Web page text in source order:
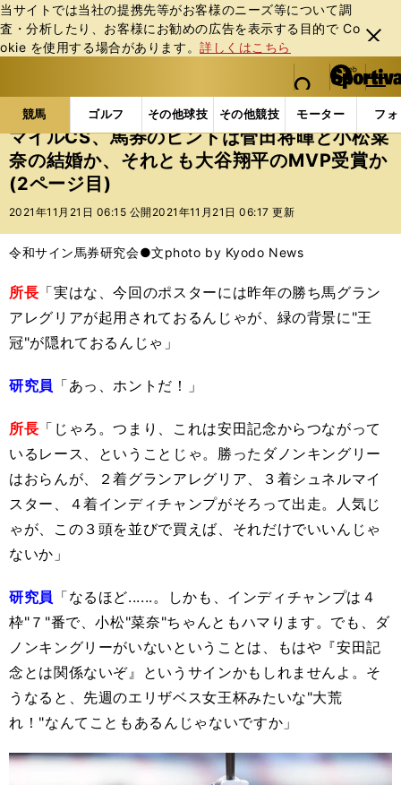
当サイトでは当社の提携先等がお客様のニーズ等について調
査・分析したり、お客様にお勧めの広告を表⽰する⽬的で Co
okie を使⽤する場合があります。詳しくはこちら
閉じ
る
web Sportiva (webスポルティーバ)
検索
マイペ
ー
ジ
メニュ
競馬 ゴルフ その他球技 その他競技 モーター フ
b
ス
ポ
ル
テ
ー
バ
競馬の記事一覧 競馬 マイルCS、馬券のヒントは
マイルCS、馬券のヒントは菅田将暉と小松菜
奈の結婚か、それとも大谷翔平のMVP受賞か
(2ページ目)
2021年11月21日 06:15 公開 2021年11月21日 06:17 更新
令和サイン馬券研究会●文photo by Kyodo News
所長 「実はな、今回のポスターには昨年の勝ち馬グラン
アレグリアが起用されておるんじゃが、緑の背景に"王
冠"が隠れておるんじゃ」
研究員 「あっ、ホントだ！」
所長 「じゃろ。つまり、これは安田記念からつながって
いるレース、ということじゃ。勝ったダノンキングリー
はおらんが、２着グランアレグリア、３着シュネルマイ
スター、４着インディチャンプがそろって出走。人気じ
ゃが、この３頭を並びで買えば、それだけでいいんじゃ
ないか」
研究員 「なるほど......。しかも、インディチャンプは４
枠"７"番で、小松"菜奈"ちゃんともハマります。でも、ダ
ノンキングリーがいないということは、もはや『安田記
念とは関係ないぞ』というサインかもしれませんよ。そ
うなると、先週のエリザベス女王杯みたいな"大荒
れ！"なんてこともあるんじゃないですか」